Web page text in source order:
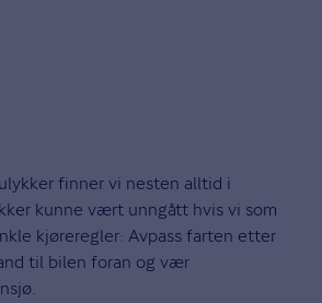
finner vi nesten alltid i
kunne vært unngått hvis vi som
kjøreregler: Avpass farten etter
til bilen foran og vær